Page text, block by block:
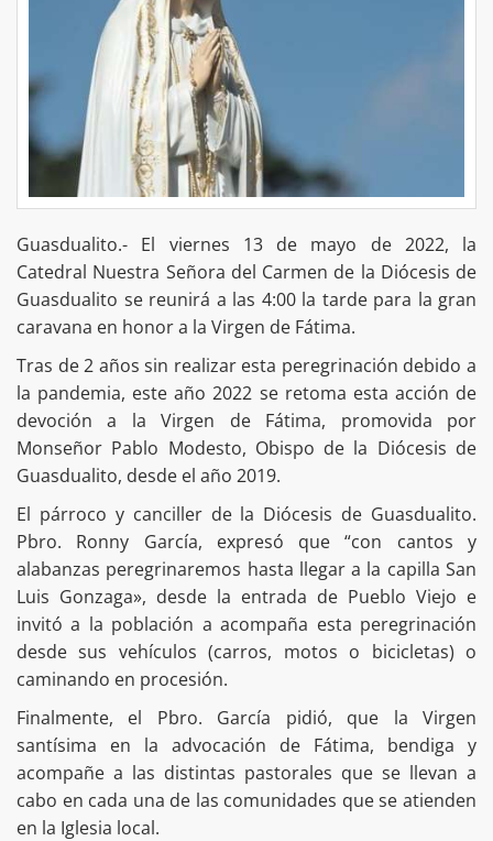
Guasdualito.- El viernes 13 de mayo de 2022, la
Catedral Nuestra Señora del Carmen de la Diócesis de
Guasdualito se reunirá a las 4:00 la tarde para la gran
caravana en honor a la Virgen de Fátima.
Tras de 2 años sin realizar esta peregrinación debido a
la pandemia, este año 2022 se retoma esta acción de
devoción a la Virgen de Fátima, promovida por
Monseñor Pablo Modesto, Obispo de la Diócesis de
Guasdualito, desde el año 2019.
El párroco y canciller de la Diócesis de Guasdualito.
Pbro. Ronny García, expresó que “con cantos y
alabanzas peregrinaremos hasta llegar a la capilla San
Luis Gonzaga», desde la entrada de Pueblo Viejo e
invitó a la población a acompaña esta peregrinación
desde sus vehículos (carros, motos o bicicletas) o
caminando en procesión.
Finalmente, el Pbro. García pidió, que la Virgen
santísima en la advocación de Fátima, bendiga y
acompañe a las distintas pastorales que se llevan a
cabo en cada una de las comunidades que se atienden
en la Iglesia local.